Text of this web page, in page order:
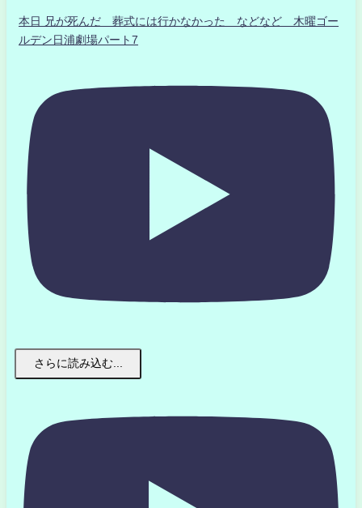
本日 兄が死んだ 葬式には行かなかった などなど 木曜ゴー
ルデン日浦劇場パート7
さらに読み込む...